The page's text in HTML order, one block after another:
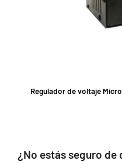
Regulador de voltaje
¿No estás seguro de